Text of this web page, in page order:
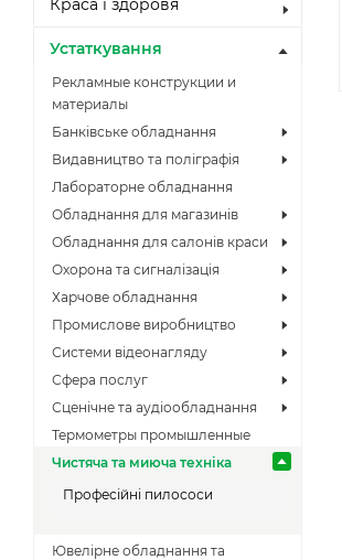
Краса і здоров`я
Устаткування
Рекламные конструкции и
материалы
Банківське обладнання
Видавництво та поліграфія
Лабораторне обладнання
Обладнання для магазинів
Обладнання для салонів краси
Охорона та сигналізація
Харчове обладнання
Промислове виробництво
Системи відеонагляду
Сфера послуг
Сценічне та аудіообладнання
Термометры промышленные
Чистяча та миюча техніка
Професійні пилососи
Ювелірне обладнання та